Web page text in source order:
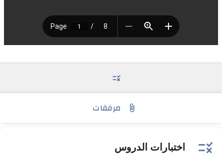
rule
attach_file
rule اختبارات الدروس